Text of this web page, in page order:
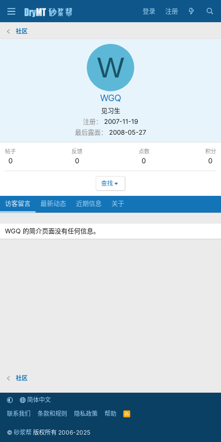
登录 注册
社区
W
WGQ
见习生
注册
2007-11-19
最后露面
2008-05-27
帖子
0
反馈
0
点数
0
积分
0
查找
访客留言 最新动态 近期信息 关于
WGQ 的简介页面没有任何信息。
社区
简体中文
联系我们
条款和规则 隐私政策 帮助
R
© 砂浆帮 版权所有 2006-2025